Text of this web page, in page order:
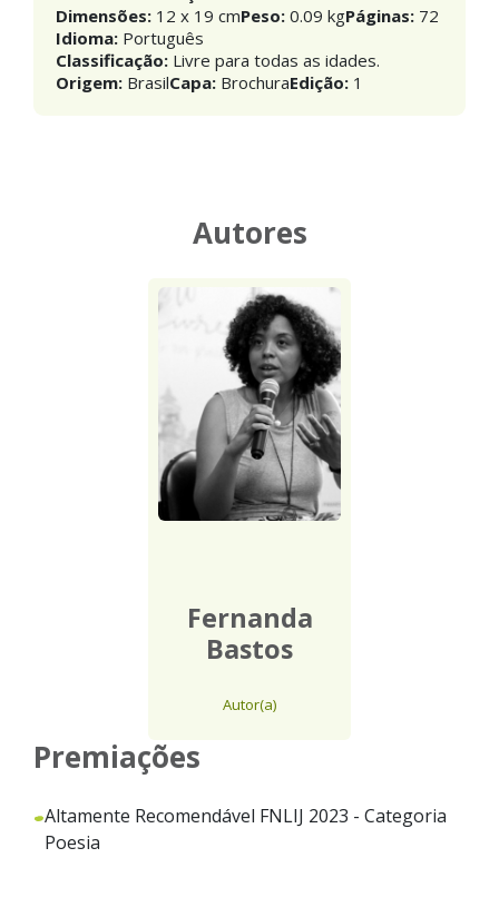
Dimensões: 12 x 19 cmPeso: 0.09 kgPáginas: 72
Idioma: Português
Classificação: Livre para todas as idades.
Origem: BrasilCapa: BrochuraEdição: 1
Autores
Fernanda
Bastos
Autor(a)
Premiações
Altamente Recomendável FNLIJ 2023 - Categoria
Poesia